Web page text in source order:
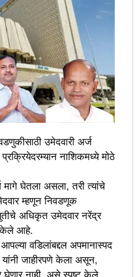
उमेदवारी अर्ज
नाशिकमध्ये मोठे
मागे घेतला असला, तरी त्यांचे
म्हणून निवडणूक
अधिकृत उमेदवार नरेंद्र
केले आहे.
वडिलांबद्दल अपमानास्पद
यांनी जाहीरपणे केला असून,